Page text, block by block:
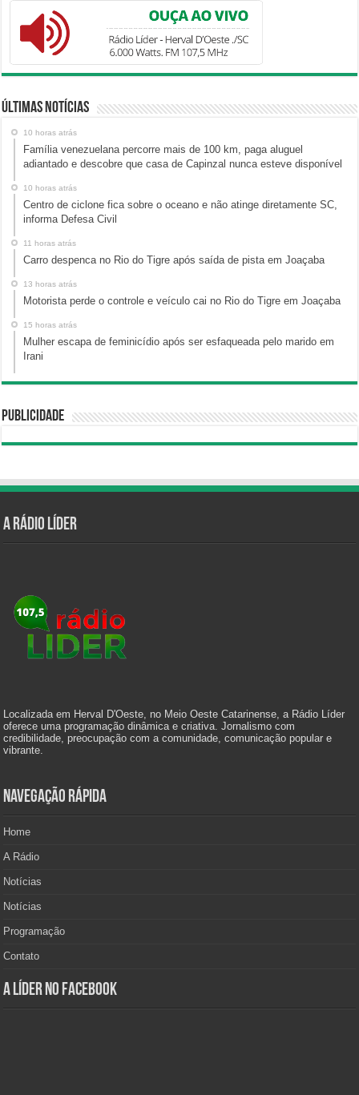
Últimas Notícias
10 horas atrás
Família venezuelana percorre mais de 100 km, paga aluguel
adiantado e descobre que casa de Capinzal nunca esteve disponível
10 horas atrás
Centro de ciclone fica sobre o oceano e não atinge diretamente SC,
informa Defesa Civil
11 horas atrás
Carro despenca no Rio do Tigre após saída de pista em Joaçaba
13 horas atrás
Motorista perde o controle e veículo cai no Rio do Tigre em Joaçaba
15 horas atrás
Mulher escapa de feminicídio após ser esfaqueada pelo marido em
Irani
Publicidade
A Rádio Líder
Localizada em Herval D'Oeste, no Meio Oeste Catarinense, a Rádio Líder
oferece uma programação dinâmica e criativa. Jornalismo com
credibilidade, preocupação com a comunidade, comunicação popular e
vibrante.
Navegação Rápida
Home
A Rádio
Notícias
Notícias
Programação
Contato
A Líder no Facebook